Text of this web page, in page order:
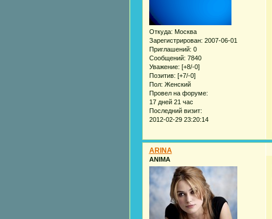
Откуда: Москва
Зарегистрирован: 2007-06-01
Приглашений: 0
Сообщений: 7840
Уважение: [+8/-0]
Позитив: [+7/-0]
Пол: Женский
Провел на форуме:
17 дней 21 час
Последний визит:
2012-02-29 23:20:14
ARINA
ANIMA